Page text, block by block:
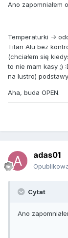
Ano zapomniałem
Temperaturki ->
Titan Alu bez
(chciałem się
to nie mam kasy ;)
na lustro)
Aha, buda OPEN.
adas01
Cytat
Ano